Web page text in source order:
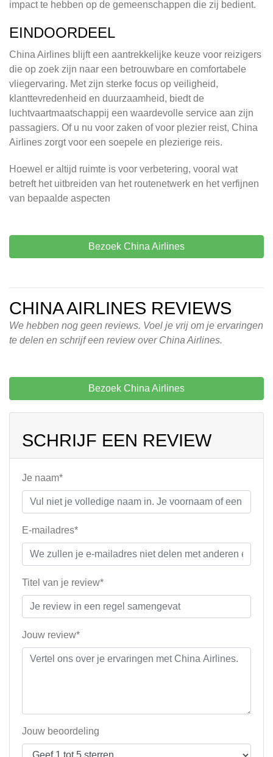
impact te hebben op de gemeenschappen die zij bedient.
EINDOORDEEL
China Airlines blijft een aantrekkelijke keuze voor reizigers
die op zoek zijn naar een betrouwbare en comfortabele
vliegervaring. Met zijn sterke focus op veiligheid,
klanttevredenheid en duurzaamheid, biedt de
luchtvaartmaatschappij een waardevolle service aan zijn
passagiers. Of u nu voor zaken of voor plezier reist, China
Airlines zorgt voor een soepele en plezierige reis.
Hoewel er altijd ruimte is voor verbetering, vooral wat
betreft het uitbreiden van het routenetwerk en het verfijnen
van bepaalde aspecten
Bezoek China Airlines
CHINA AIRLINES REVIEWS
We hebben nog geen reviews. Voel je vrij om je ervaringen
te delen en schrijf een review over China Airlines.
Bezoek China Airlines
SCHRIJF EEN REVIEW
Je naam*
E-mailadres*
Titel van je review*
Jouw review*
Jouw beoordeling